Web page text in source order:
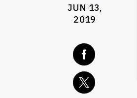
JUN 13,
2019